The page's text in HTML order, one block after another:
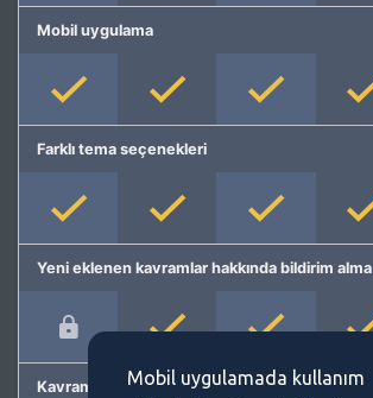
Mobil uygulama
Farklı tema seçenekleri
Yeni eklenen kavramlar hakkında bildirim alma
Kavram önermeMobil uygulamada kullanım